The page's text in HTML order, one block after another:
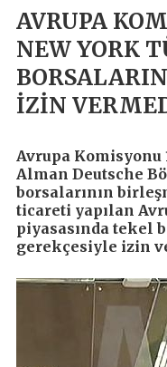
AVRUPA
NEW YORK
İZİN
Avrupa Komisyonu
Alman Deutsche
borsalarının
ticareti yapılan
piyasasında tekel
gerekçesiyle izin